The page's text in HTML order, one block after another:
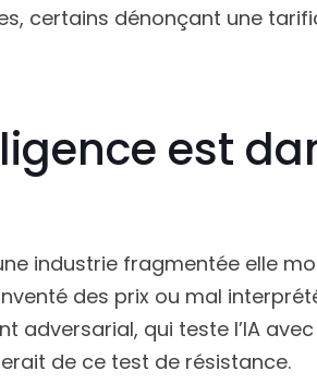
certains dénonçant une
est
industrie fragmentée elle
des prix ou mal
adversarial, qui teste l’IA
de ce test de résistance.